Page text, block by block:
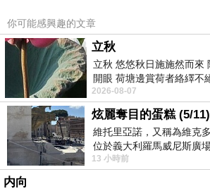
群加 USB A- micro B 超軟
ERMIB150)
Jabees Beating 藍牙4.1運動防
領先全球最大品牌 SanDisk
30MB-s
avier MHL轉接器(UH211)HDM I
你可能感興趣的文章
立秋
立秋 悠悠秋日施施然而來
開眼 荷塘邊賞荷者絡繹不
望 風中飄逸的是映日荷花
2026-08-07
炫麗奪目的蛋糕 (5/11)
維托里亞諾，又稱為維克
位於義大利羅馬威尼斯廣
用以紀念統一義大利統一
13 小時前
内向